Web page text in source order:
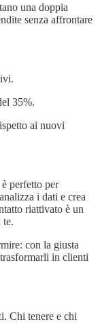
una doppia
senza affrontare
35%.
ai nuovi
perfetto per
i dati e crea
riattivato è un
te.
con la giusta
in clienti
Chi tenere e chi